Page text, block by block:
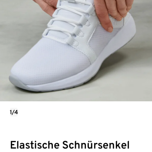
Elastische Schnürsenkel
1/4